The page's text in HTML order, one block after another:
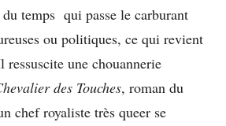
temps qui passe le carburant
ou politiques, ce qui revient
ressuscite une chouannerie
des Touches, roman du
chef royaliste très queer se